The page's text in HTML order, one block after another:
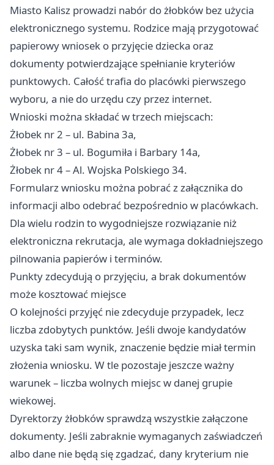
Miasto Kalisz prowadzi nabór do żłobków bez użycia
elektronicznego systemu. Rodzice mają przygotować
papierowy wniosek o przyjęcie dziecka oraz
dokumenty potwierdzające spełnianie kryteriów
punktowych. Całość trafia do placówki pierwszego
wyboru, a nie do urzędu czy przez internet.
Wnioski można składać w trzech miejscach:
Żłobek nr 2 – ul. Babina 3a,
Żłobek nr 3 – ul. Bogumiła i Barbary 14a,
Żłobek nr 4 – Al. Wojska Polskiego 34.
Formularz wniosku można pobrać z załącznika do
informacji albo odebrać bezpośrednio w placówkach.
Dla wielu rodzin to wygodniejsze rozwiązanie niż
elektroniczna rekrutacja, ale wymaga dokładniejszego
pilnowania papierów i terminów.
Punkty zdecydują o przyjęciu, a brak dokumentów
może kosztować miejsce
O kolejności przyjęć nie zdecyduje przypadek, lecz
liczba zdobytych punktów. Jeśli dwoje kandydatów
uzyska taki sam wynik, znaczenie będzie miał termin
złożenia wniosku. W tle pozostaje jeszcze ważny
warunek – liczba wolnych miejsc w danej grupie
wiekowej.
Dyrektorzy żłobków sprawdzą wszystkie załączone
dokumenty. Jeśli zabraknie wymaganych zaświadczeń
albo dane nie będą się zgadzać, dany kryterium nie